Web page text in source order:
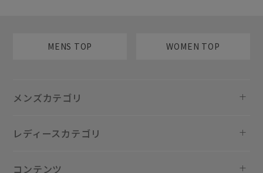
MENS TOP WOMEN TOP
メンズカテゴリ
レディースカテゴリ
コンテンツ